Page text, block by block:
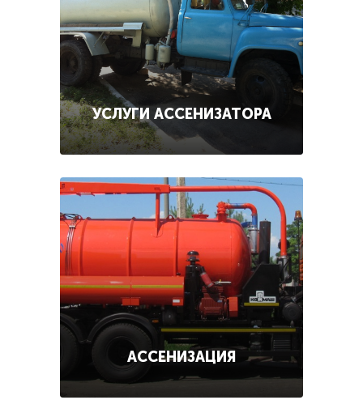
УСЛУГИ АССЕНИЗАТОРА
АССЕНИЗАЦИЯ